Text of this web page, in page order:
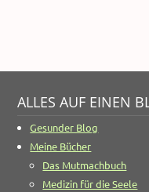
ALLES AUF EINEN
Gesunder Blog
Meine Bücher
Das Mutmachbuch
Medizin für die Seele